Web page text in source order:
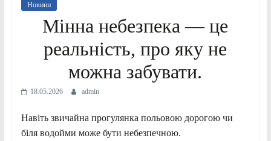
Новини
Мінна небезпека — це
реальність, про яку не
можна забувати.
18.05.2026 admin
Навіть звичайна прогулянка польовою дорогою чи
біля водойми може бути небезпечною.